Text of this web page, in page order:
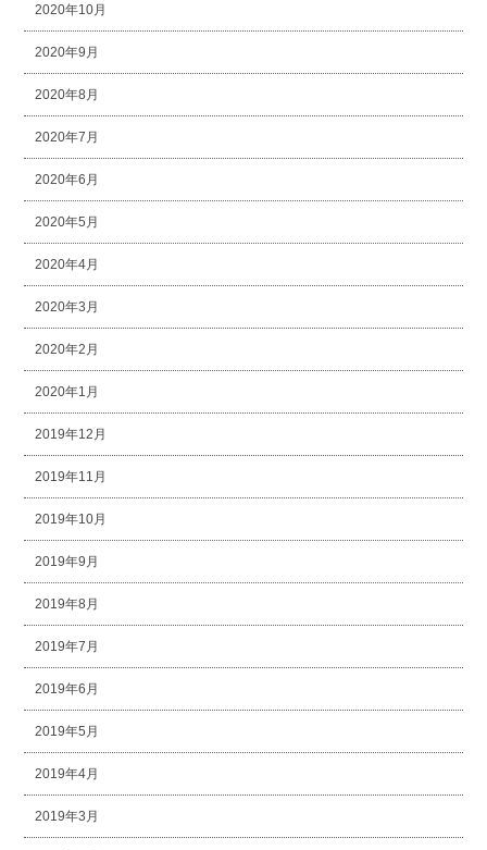
2020年10月
2020年9月
2020年8月
2020年7月
2020年6月
2020年5月
2020年4月
2020年3月
2020年2月
2020年1月
2019年12月
2019年11月
2019年10月
2019年9月
2019年8月
2019年7月
2019年6月
2019年5月
2019年4月
2019年3月